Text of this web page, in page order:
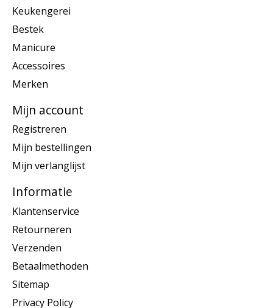
Keukengerei
Bestek
Manicure
Accessoires
Merken
Mijn account
Registreren
Mijn bestellingen
Mijn verlanglijst
Informatie
Klantenservice
Retourneren
Verzenden
Betaalmethoden
Sitemap
Privacy Policy